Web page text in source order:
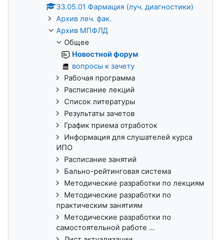
33.05.01 Фармация (луч. диагностики)
Архив леч. фак.
Архив МПФЛД
Общее
Новостной форум
вопросы к зачету
Рабочая программа
Расписание лекций
Список литературы
Результаты зачетов
График приема отработок
Информация для слушателей курса
ИПО
Расписание занятий
Бально-рейтинговая система
Методические разработки по лекциям
Методические разработки по
практическим занятиям
Методические разработки по
самостоятельной работе ...